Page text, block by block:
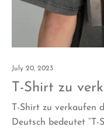
July 20, 2023
T-Shirt zu
T-Shirt zu verkaufen
Deutsch bedeutet